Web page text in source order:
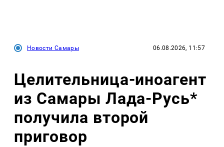
Новости Самары 06.08.2026, 11:57
Целительница-иноагент
из Самары Лада-Русь*
получила второй
приговор